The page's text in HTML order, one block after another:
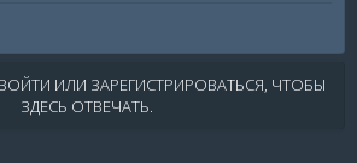
ИЛИ ЗАРЕГИСТРИРОВАТЬСЯ, ЧТОБЫ
ЗДЕСЬ ОТВЕЧАТЬ.